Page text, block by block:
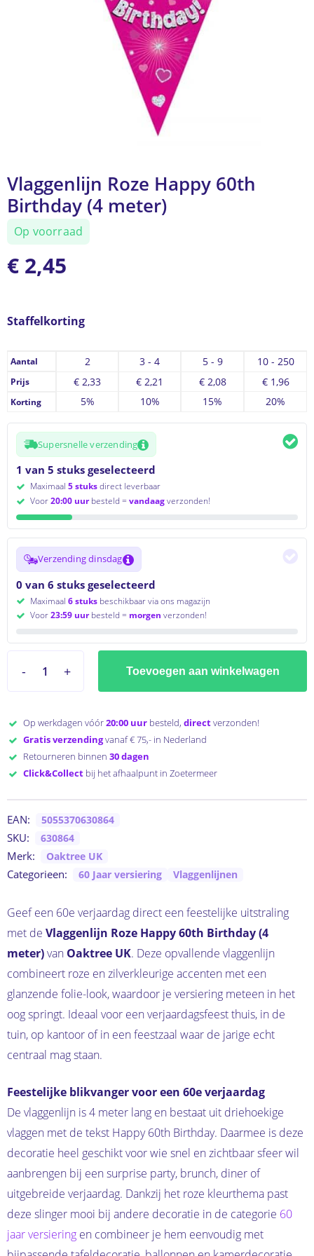
Vlaggenlijn Roze Happy 60th
Birthday (4 meter)
Op voorraad
€ 2,45
Staffelkorting
Aantal 2 3 - 4 5 - 9 10 - 250
Prijs € 2,33 € 2,21 €2,08 €1,96
Korting 5% 10% 15% 20%
Supersnelle verzending
1 van 5 stuks geselecteerd
Maximaal 5 stuksdirect leverbaar
Voor20:00 uurbesteld =vandaagverzonden!
Verzending dinsdag
0 van 6 stuks geselecteerd
Maximaal 6 stuks beschikbaar via ons magazijn
Voor23:59 uurbesteld = morgen verzonden!
Toevoegen aan winkelwagen
Op werkdagen vóór20:00 uurbesteld, directverzonden!
Gratis verzendingvanaf € 75,- in Nederland
Retourneren binnen 30 dagen
Click&Collectbij het afhaalpunt in Zoetermeer
EAN: 5055370630864
SKU: 630864
Merk: Oaktree UK
Categorieen: 60 Jaar versiering Vlaggenlijnen
Geef een 60e verjaardag direct een feestelijke uitstraling
met de Vlaggenlijn Roze Happy 60th Birthday (4
meter)van Oaktree UK. Deze opvallende vlaggenlijn
combineert roze en zilverkleurige accenten met een
glanzende folie-look, waardoor je versiering meteen in het
oog springt. Ideaal voor een verjaardagsfeest thuis, in de
tuin, op kantoor of in een feestzaal waar de jarige echt
centraal mag staan.
Feestelijke blikvanger voor een 60e verjaardag
De vlaggenlijn is 4 meter lang en bestaat uit driehoekige
vlaggen met de tekst Happy 60th Birthday. Daarmee is deze
decoratie heel geschikt voor wie snel en zichtbaar sfeer wil
aanbrengen bij een surprise party, brunch, diner of
uitgebreide verjaardag. Dankzij het roze kleurthema past
deze slinger mooi bij andere decoratie in de categorie 60
jaar versiering en combineer je hem eenvoudig met